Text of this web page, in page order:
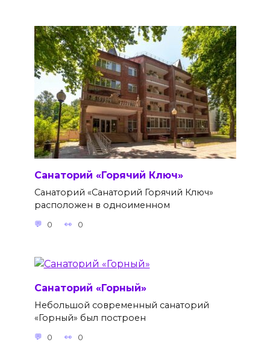
Санаторий «Горячий Ключ»
Санаторий «Санаторий Горячий Ключ»
расположен в одноименном
0 0
Санаторий «Горный»
Небольшой современный санаторий
«Горный» был построен
0 0